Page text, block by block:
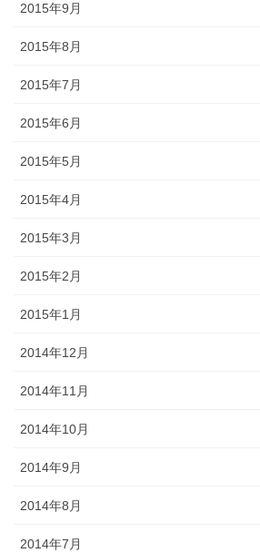
2015年9月
2015年8月
2015年7月
2015年6月
2015年5月
2015年4月
2015年3月
2015年2月
2015年1月
2014年12月
2014年11月
2014年10月
2014年9月
2014年8月
2014年7月